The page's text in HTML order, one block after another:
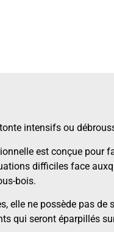
intensifs ou
est conçue pour
difficiles face
bois.
elle ne possède pas
qui seront éparpillés